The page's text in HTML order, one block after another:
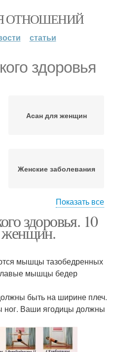
ОТНОШЕНИЙ
статьи
здоровья
Асан для женщин
Женские заболевания
Асаны в йоге
Женское здоровье
Показать все
здоровья. 10
женщин.
мышцы тазобедренных
мышцы бедер
быть на ширине плеч.
ног. Ваши ягодицы должны